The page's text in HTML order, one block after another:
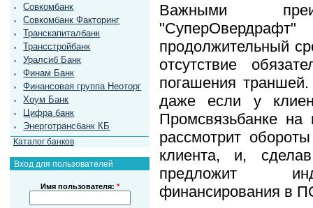
Совкомбанк
Совкомбанк Факторинг
Транскапиталбанк
Трансстройбанк
Уралсиб Банк
Финам Банк
Финансовая группа Неоторг
Хоум Банк
Цифра банк
Энерготрансбанк КБ
Каталог банков
Вход для пользователей
Имя пользователя: *
Важными
продолжительный
отсутствие
погашения
даже если у
Промсвязьбанке
рассмотрит
клиента, и,
предложит
финансирования в